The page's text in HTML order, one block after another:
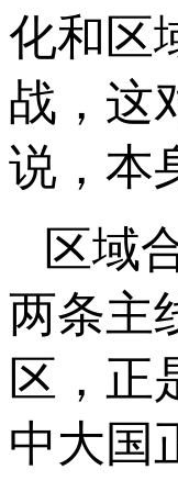
化和区
战，这
说，本
区域
两条主
区，正
中大国